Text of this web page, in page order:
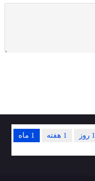
1 ماه 1 هفته 1 روز